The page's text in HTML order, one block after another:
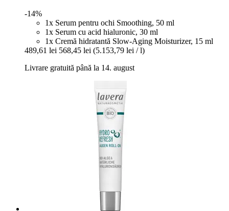
-14%
1x Serum pentru ochi Smoothing, 50 ml
1x Serum cu acid hialuronic, 30 ml
1x Cremă hidratantă Slow-Aging Moisturizer, 15 ml
489,61 lei 568,45 lei (5.153,79 lei / l)
Livrare gratuită până la 14. august